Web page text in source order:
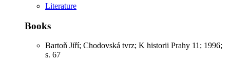
Literature
Books
Bartoň Jiří; Chodovská tvrz; K historii Prahy 11; 1996;
s. 67